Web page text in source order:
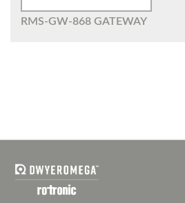
RMS-GW-868 GATEWAY